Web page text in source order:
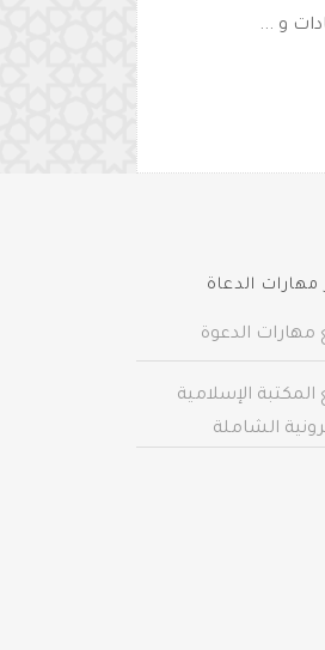
و ...
مهارات الدعاة
مهارات الدعوة
الإسلامية
الشاملة